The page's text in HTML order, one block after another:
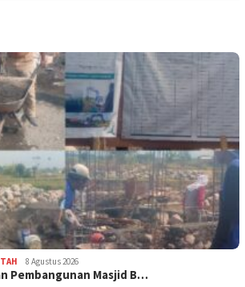
8 Agustus 2026
Pembangunan Masjid B…